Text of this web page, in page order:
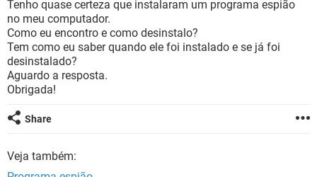
INSTAGRAM GMAIL
GUIA DE COMPRAS
OUTLOOK
GMAIL
GUIA DE COMPRAS
Tenho quase certeza que instalaram um programa espião
no meu computador.
Como eu encontro e como desinstalo?
Tem como eu saber quando ele foi instalado e se já foi
desinstalado?
Aguardo a resposta.
Obrigada!
Share
Veja também: